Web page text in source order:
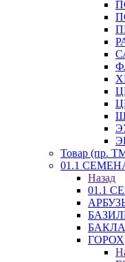
Товар (пр.
01.1
Назад
01.1
ГОРОХ